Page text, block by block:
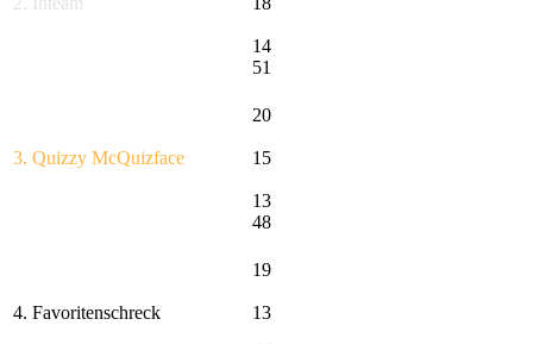
14
51
3. Quizzy McQuizface
20
15
13
48
4. Favoritenschreck
19
13